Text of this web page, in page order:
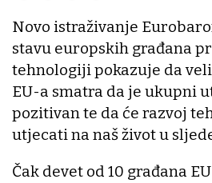
Novo istraživanje
stavu europskih građana
tehnologiji pokazuje da
EU-a smatra da je ukupni
pozitivan te da će razvoj
utjecati na naš život u
Čak devet od 10 građana